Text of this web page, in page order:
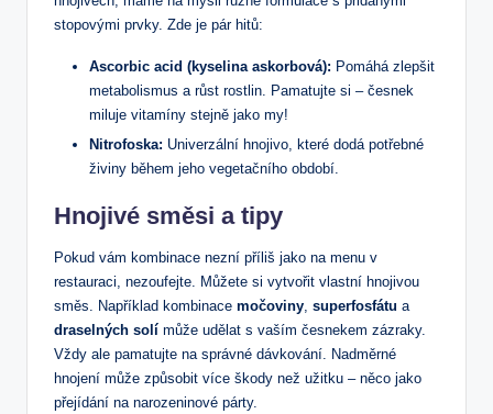
stopovými prvky. Zde je pár hitů:
Ascorbic acid (kyselina askorbová): Pomáhá zlepšit
metabolismus a růst rostlin. Pamatujte si – česnek
miluje vitamíny stejně jako my!
Nitrofoska: Univerzální hnojivo, které dodá potřebné
živiny během jeho vegetačního období.
Hnojivé směsi a tipy
Pokud vám kombinace nezní příliš jako na menu v
restauraci, nezoufejte. Můžete si vytvořit vlastní hnojivou
směs. Například kombinace močoviny, superfosfátu a
draselných solí může udělat s vaším česnekem zázraky.
Vždy ale pamatujte na správné dávkování. Nadměrné
hnojení může způsobit více škody než užitku – něco jako
přejídání na narozeninové párty.